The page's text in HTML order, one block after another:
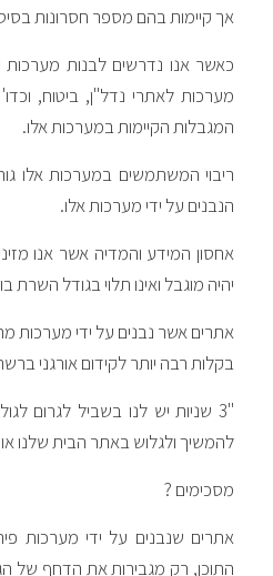
אך קיימות בהם מספר חסרונות
כאשר אנו נדרשים לבנות
מערכות לאתרי נדל"ן, ביטוח,
המגבלות הקיימות במערכות אלו.
ריבוי המשתמשים במערכות אלו
הנבנים על ידי מערכות אלו.
אחסון המידע והמדיה אשר אנו
יהיה מוגבל ואינו תלוי בגודל
אתרים אשר נבנים על ידי מערכות
בקלות רבה יותר לקידום אורגני
"3 שניות יש לנו בשביל
להמשיך ולגלוש באתר הבית שלנו
מסכימים ?
אתרים שנבנים על ידי מערכות
התוכן, רק מגבירות את הדחף של